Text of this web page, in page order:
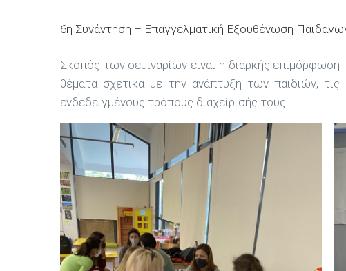
6η Συνάντηση – Επαγγελματική Εξουθένωση
Σκοπός των σεμιναρίων είναι η διαρκής
θέματα σχετικά με την ανάπτυξη των παιδιών,
ενδεδειγμένους τρόπους διαχείρισής τους.